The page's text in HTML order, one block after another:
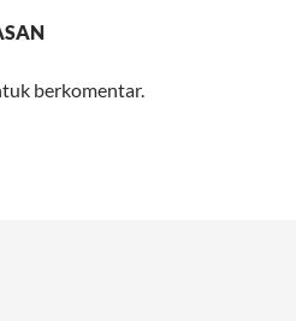
berkomentar.